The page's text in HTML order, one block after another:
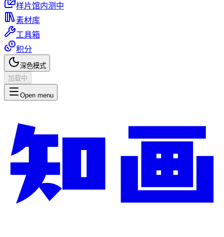
样片馆内测中
素材库
工具箱
积分
深色模式
加载中
Open menu